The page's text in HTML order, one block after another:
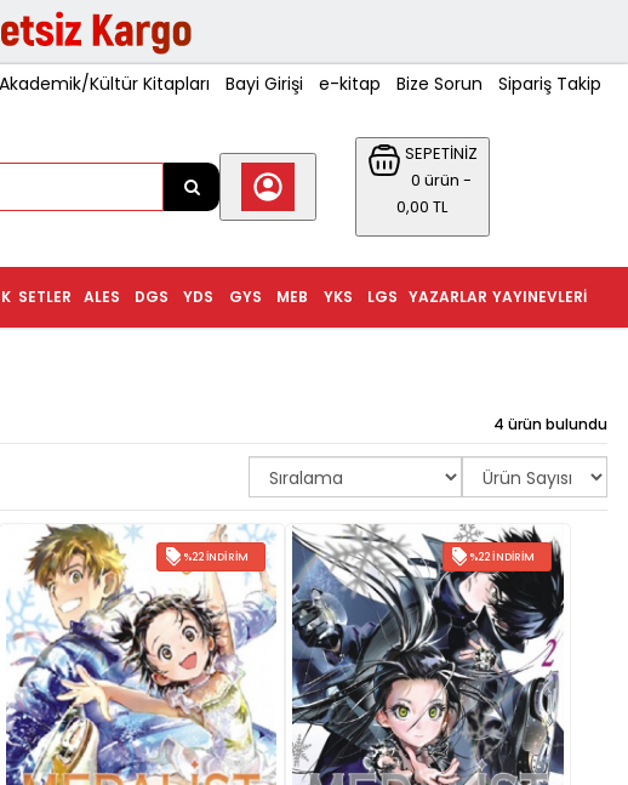
Akademik/Kültür Kitapları Bayi Girişi e-kitap Bize Sorun Sipariş Takip
SEPETİNİZ
0 ürün -
0,00 TL
YAYINEVLERI
YAZARLAR
LGS
YKS
MEB
GYS
YDS
DGS
ALES
SETLER
4 ürün bulundu
%22 İNDIRIM %22 İNDIRIM